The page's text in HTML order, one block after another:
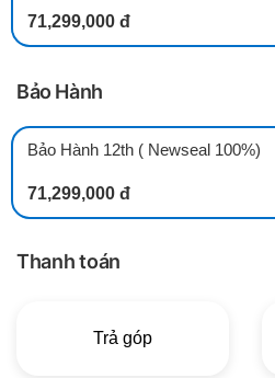
71,299,000 đ
Bảo Hành
Bảo Hành 12th ( Newseal 100%)
71,299,000 đ
Thanh toán
Trả góp